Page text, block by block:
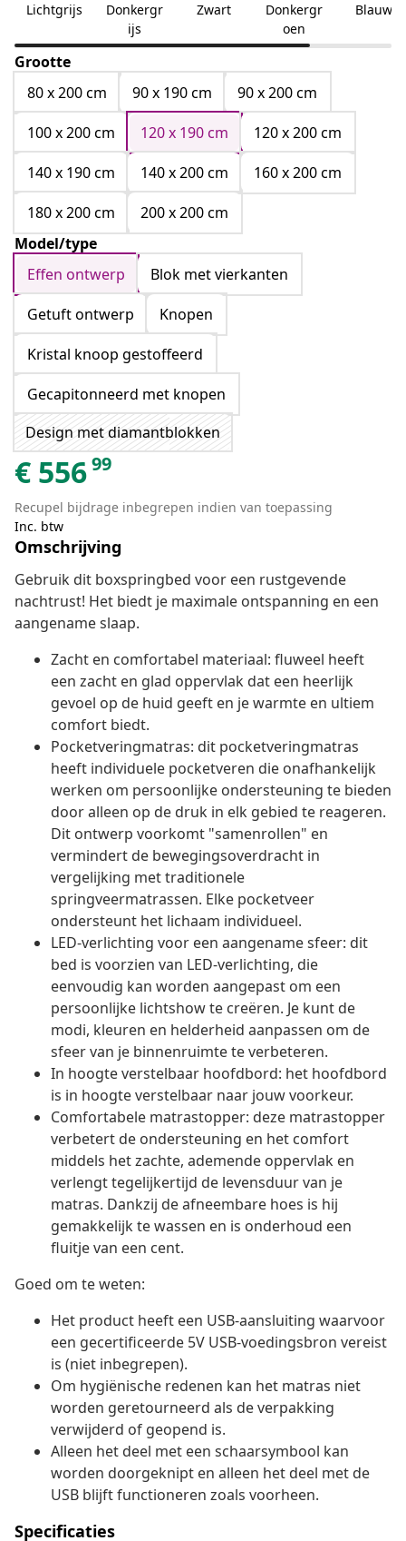
Lichtgrijs
Donkergr
ijs
Zwart
Donkergr
oen
Blauw
Grootte
80 x 200 cm
90 x 190 cm
90 x 200 cm
100 x 200 cm
120 x 190 cm
120 x 200 cm
140 x 190 cm
140 x 200 cm
160 x 200 cm
180 x 200 cm
200 x 200 cm
Model/type
Effen ontwerp
Blok met vierkanten
Getuft ontwerp
Knopen
Kristal knoop gestoffeerd
Gecapitonneerd met knopen
Design met diamantblokken
€ 55699
Recupel bijdrage inbegrepen indien van toepassing
Inc. btw
Omschrijving
Gebruik dit boxspringbed voor een rustgevende
nachtrust! Het biedt je maximale ontspanning en een
aangename slaap.
Zacht en comfortabel materiaal: fluweel heeft
een zacht en glad oppervlak dat een heerlijk
gevoel op de huid geeft en je warmte en ultiem
comfort biedt.
Pocketveringmatras: dit pocketveringmatras
heeft individuele pocketveren die onafhankelijk
werken om persoonlijke ondersteuning te bieden
door alleen op de druk in elk gebied te reageren.
Dit ontwerp voorkomt "samenrollen" en
vermindert de bewegingsoverdracht in
vergelijking met traditionele
springveermatrassen. Elke pocketveer
ondersteunt het lichaam individueel.
LED-verlichting voor een aangename sfeer: dit
bed is voorzien van LED-verlichting, die
eenvoudig kan worden aangepast om een
persoonlijke lichtshow te creëren. Je kunt de
modi, kleuren en helderheid aanpassen om de
sfeer van je binnenruimte te verbeteren.
In hoogte verstelbaar hoofdbord: het hoofdbord
is in hoogte verstelbaar naar jouw voorkeur.
Comfortabele matrastopper: deze matrastopper
verbetert de ondersteuning en het comfort
middels het zachte, ademende oppervlak en
verlengt tegelijkertijd de levensduur van je
matras. Dankzij de afneembare hoes is hij
gemakkelijk te wassen en is onderhoud een
fluitje van een cent.
Goed om te weten:
Het product heeft een USB-aansluiting waarvoor
een gecertificeerde 5V USB-voedingsbron vereist
is (niet inbegrepen).
Om hygiënische redenen kan het matras niet
worden geretourneerd als de verpakking
verwijderd of geopend is.
Alleen het deel met een schaarsymbool kan
worden doorgeknipt en alleen het deel met de
USB blijft functioneren zoals voorheen.
Specificaties